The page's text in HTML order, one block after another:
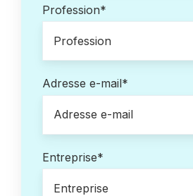
Profession*
Adresse e-mail*
Entreprise*